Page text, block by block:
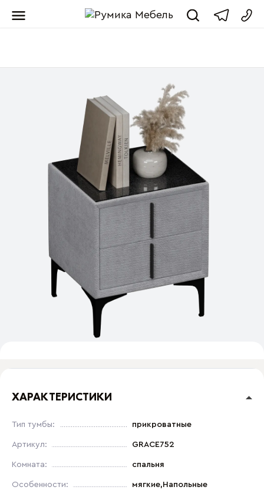
Мебель от
ХАРАКТЕРИСТИКИ
Тип тумбы: прикроватные
Артикул: GRACE752
Комната: спальня
Особенности: мягкие,Напольные